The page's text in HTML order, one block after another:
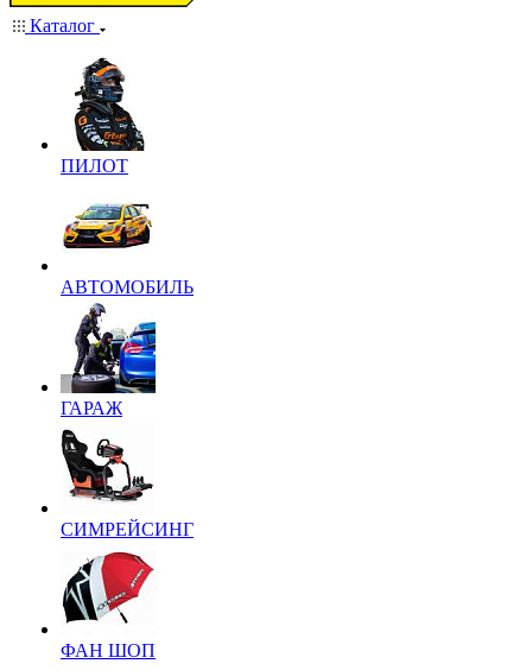
Каталог
ПИЛОТ
АВТОМОБИЛЬ
ГАРАЖ
СИМРЕЙСИНГ
ФАН ШОП